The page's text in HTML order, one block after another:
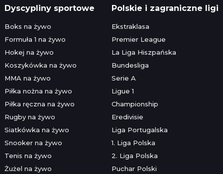
Dyscypliny sportowe
Boks na żywo
Formuła 1 na żywo
Hokej na żywo
Koszykówka na żywo
MMA na żywo
Piłka nożna na żywo
Piłka ręczna na żywo
Rugby na żywo
Siatkówka na żywo
Snooker na żywo
Tenis na żywo
Żużel na żywo
Polskie i zagraniczne ligi
Ekstraklasa
Premier League
La Liga Hiszpańska
Bundesliga
Serie A
Ligue 1
Championship
Eredivisie
Liga Portugalska
1. Liga Polska
2. Liga Polska
Puchar Polski